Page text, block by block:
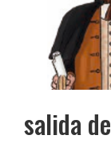
salida